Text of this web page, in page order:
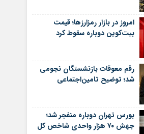
امروز در بازار رمزارزها؛ قیمت
بیت‌کوین دوباره سقوط کرد
رقم معوقات بازنشستگان نجومی
شد؛ توضیح تامین‌اجتماعی
بورس تهران دوباره منفجر شد؛
جهش ۷۰ هزار واحدی شاخص کل